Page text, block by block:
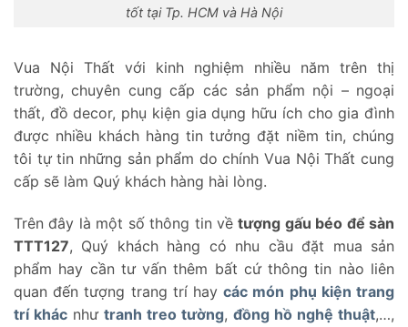
tốt tại Tp. HCM và Hà Nội
Vua Nội Thất với kinh nghiệm nhiều năm trên thị
trường, chuyên cung cấp các sản phẩm nội – ngoại
thất, đồ decor, phụ kiện gia dụng hữu ích cho gia đình
được nhiều khách hàng tin tưởng đặt niềm tin, chúng
tôi tự tin những sản phẩm do chính Vua Nội Thất cung
cấp sẽ làm Quý khách hàng hài lòng.
Trên đây là một số thông tin vềtượng gấu béo để sàn
TTT127, Quý khách hàng có nhu cầu đặt mua sản
phẩm hay cần tư vấn thêm bất cứ thông tin nào liên
quan đến tượng trang trí haycác món phụ kiện trang
trí khác như tranh treo tường, đồng hồ nghệ thuật,…,